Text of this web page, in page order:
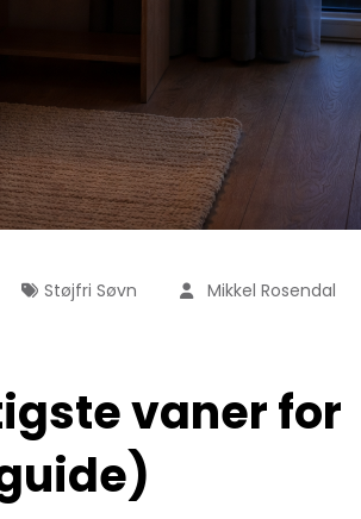
Støjfri Søvn Mikkel Rosendal
vaner for